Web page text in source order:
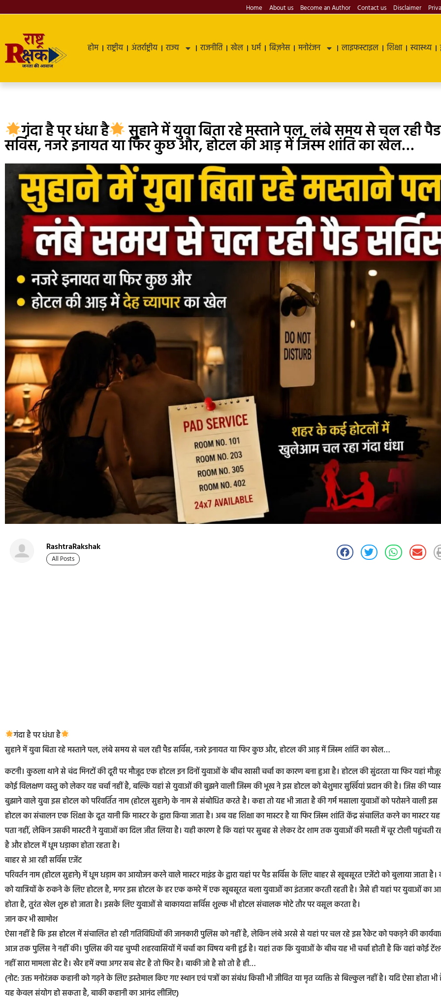
Home About us Become an Author Contact us Disclaimer
होम राष्ट्रीय अंतर्राष्ट्रीय राज्य राजनीति खेल धर्म बिज़नेस मनोरंजन लाइफस्टाइल शिक्षा स्वास्थ्य
गंदा है पर धंधा है सुहाने में युवा बिता रहे मस्ताने पल, लंबे समय से चल रही पैड
सर्विस, नजरे इनायत या फिर कुछ और, होटल की आड़ में जिस्म शांति का खेल…
RashtraRakshak
All Posts
गंदा है पर धंधा है
सुहाने में युवा बिता रहे मस्ताने पल, लंबे समय से चल रही पैड सर्विस, नजरे इनायत या फिर कुछ और, होटल की आड़ में जिस्म शांति का खेल…
कटनी। कुठला थाने से चंद मिनटों की दूरी पर मौजूद एक होटल इन दिनों युवाओं के बीच खासी चर्चा का कारण बना हुआ है। होटल की सुंदरता या फिर यहां
कोई विलक्षण वस्तु को लेकर यह चर्चा नहीं है, बल्कि यहां से युवाओं की बुझने वाली जिस्म की भूख ने इस होटल को बेशुमार सुर्खियां प्रदान की है। जिस की
बुझाने वाले युवा इस होटल को परिवर्तित नाम (होटल सुहाने) के नाम से संबोधित करते है। कहा तो यह भी जाता है की गर्म मसाला युवाओं को परोसने वाली इस
होटल का संचालन एक शिक्षा के दूत यानी कि मास्टर के द्वारा किया जाता है। अब वह शिक्षा का मास्टर है या फिर जिस्म शांति केंद्र संचालित करने का मास्टर
पता नहीं, लेकिन उसकी मास्टरी ने युवाओं का दिल जीत लिया है। यही कारण है कि यहां पर सुबह से लेकर देर शाम तक युवाओं की मस्ती में चूर टोली पहुंचती
है और होटल में धूम धड़ाका होता रहता है।
बाहर से आ रही सर्विस एजेंट
परिवर्तन नाम (होटल सुहाने) में धूम धड़ाम का आयोजन करने वाले मास्टर माइंड के द्वारा यहां पर पैड सर्विस के लिए बाहर से खूबसूरत एजेंटो को बुलाया जाता
को यात्रियों के रुकने के लिए होटल है, मगर इस होटल के हर एक कमरे में एक खूबसूरत बला युवाओं का इंतजार करती रहती है। जैसे ही यहां पर युवाओं का
होता है, तुरंत खेल शुरू हो जाता है। इसके लिए युवाओं से बाकायदा सर्विस शुल्क भी होटल संचालक मोटे तौर पर वसूल करता है।
जान कर भी खामोश
ऐसा नहीं है कि इस होटल में संचालित हो रही गतिविधियों की जानकारी पुलिस को नहीं है, लेकिन लंबे अरसे से यहां पर चल रहे इस रैकेट को पकड़ने की
आज तक पुलिस ने नहीं की। पुलिस की यह चुप्पी शहरवासियों में चर्चा का विषय बनी हुई है। यहां तक कि युवाओं के बीच यह भी चर्चा होती है कि वहां कोई
नहीं सारा मामला सेट है। खैर हमें क्या अगर सब सेट है तो फिर है। बाकी जो है सो तो है ही…
(नोट: उक्त मनोरंजक कहानी को गढ़ने के लिए इस्तेमाल किए गए स्थान एवं पत्रों का संबंध किसी भी जीवित या मृत व्यक्ति से बिल्कुल नहीं है। यदि ऐसा होता भी
यह केवल संयोग हो सकता है, बाकी कहानी का आनंद लीजिए)